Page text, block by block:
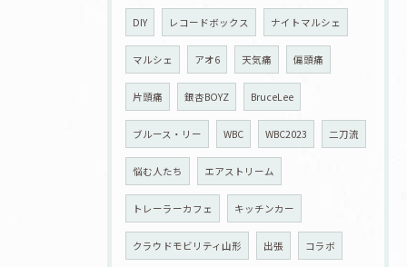
DIY レコードボックス ナイトマルシェ
マルシェ アオ6 天気痛 偏頭痛
片頭痛 銀杏BOYZ BruceLee
ブルース・リー WBC WBC2023 二刀流
悩む人たち エアストリーム
トレーラーカフェ キッチンカー
クラウドモビリティ山形 出張 コラボ